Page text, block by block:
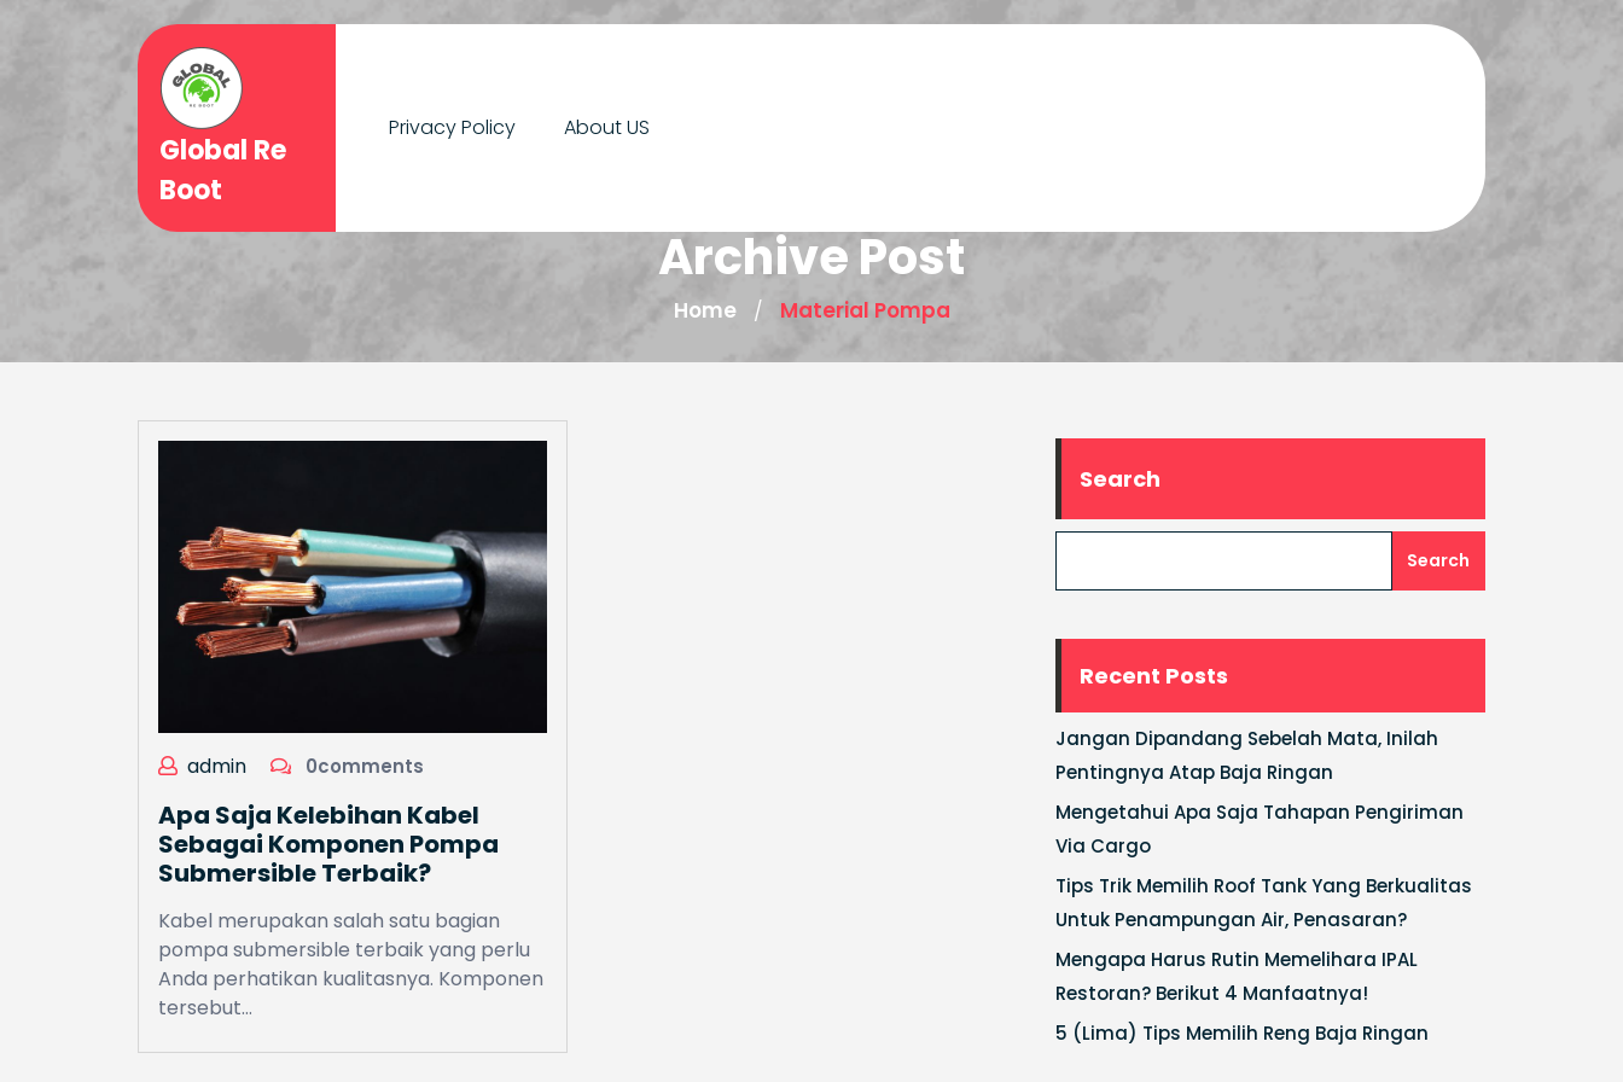
Global Re
Boot
Privacy Policy About US
Archive Post
Home / Material Pompa
admin 0comments
Apa Saja Kelebihan Kabel
Sebagai Komponen Pompa
Submersible Terbaik?
Kabel merupakan salah satu bagian
pompa submersible terbaik yang perlu
Anda perhatikan kualitasnya. Komponen
tersebut…
Search
Search
Recent Posts
Jangan Dipandang Sebelah Mata, Inilah
Pentingnya Atap Baja Ringan
Mengetahui Apa Saja Tahapan Pengiriman
Via Cargo
Tips Trik Memilih Roof Tank Yang Berkualitas
Untuk Penampungan Air, Penasaran?
Mengapa Harus Rutin Memelihara IPAL
Restoran? Berikut 4 Manfaatnya!
5 (Lima) Tips Memilih Reng Baja Ringan